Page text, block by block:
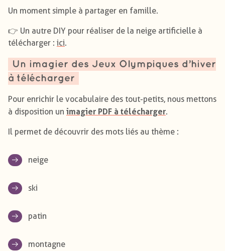
Un moment simple à partager en famille.
👉 Un autre DIY pour réaliser de la neige artificielle à
télécharger : ici.
Un imagier des Jeux Olympiques d’hiver
à télécharger
Pour enrichir le vocabulaire des tout-petits, nous mettons
à disposition un imagier PDF à télécharger.
Il permet de découvrir des mots liés au thème :
neige
ski
patin
montagne